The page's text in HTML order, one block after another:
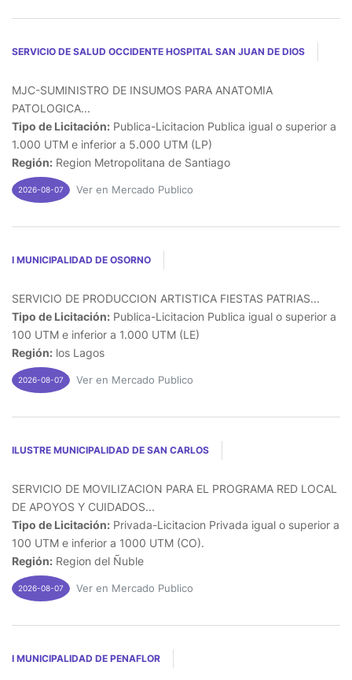
SERVICIO DE SALUD OCCIDENTE HOSPITAL SAN JUAN DE DIOS
MJC-SUMINISTRO DE INSUMOS PARA ANATOMIA
PATOLOGICA...
Tipo de Licitación: Publica-Licitacion Publica igual o superior a
1.000 UTM e inferior a 5.000 UTM (LP)
Región: Region Metropolitana de Santiago
2026-08-07 Ver en Mercado Publico
I MUNICIPALIDAD DE OSORNO
SERVICIO DE PRODUCCION ARTISTICA FIESTAS PATRIAS...
Tipo de Licitación: Publica-Licitacion Publica igual o superior a
100 UTM e inferior a 1.000 UTM (LE)
Región: los Lagos
2026-08-07 Ver en Mercado Publico
ILUSTRE MUNICIPALIDAD DE SAN CARLOS
SERVICIO DE MOVILIZACION PARA EL PROGRAMA RED LOCAL
DE APOYOS Y CUIDADOS...
Tipo de Licitación: Privada-Licitacion Privada igual o superior a
100 UTM e inferior a 1000 UTM (CO).
Región: Region del Ñuble
2026-08-07 Ver en Mercado Publico
I MUNICIPALIDAD DE PENAFLOR